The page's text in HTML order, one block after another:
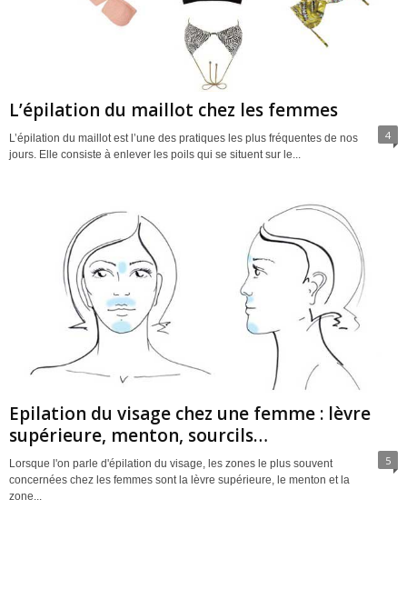
L’épilation du maillot chez les femmes
4
L’épilation du maillot est l’une des pratiques les plus fréquentes de nos
jours. Elle consiste à enlever les poils qui se situent sur le...
Epilation du visage chez une femme : lèvre
supérieure, menton, sourcils…
5
Lorsque l'on parle d'épilation du visage, les zones le plus souvent
concernées chez les femmes sont la lèvre supérieure, le menton et la
zone...